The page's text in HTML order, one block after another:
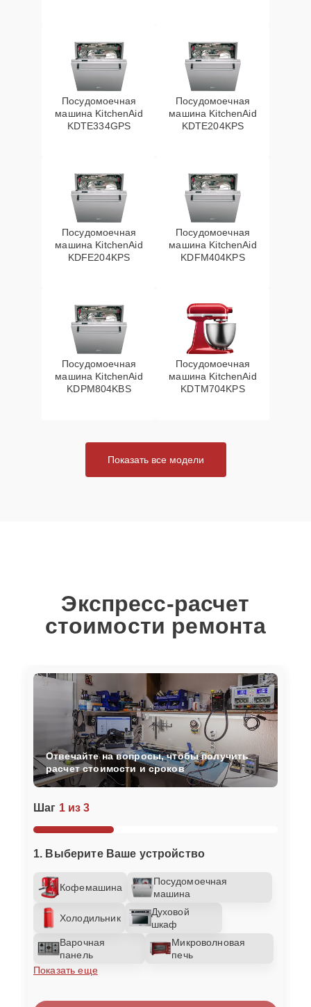
Посудомоечная
машина KitchenAid
KDTE334GPS
Посудомоечная
машина KitchenAid
KDTE204KPS
Посудомоечная
машина KitchenAid
KDFE204KPS
Посудомоечная
машина KitchenAid
KDFM404KPS
Посудомоечная
машина KitchenAid
KDPM804KBS
Посудомоечная
машина KitchenAid
KDTM704KPS
Показать все модели
Экспресс-расчет
стоимости ремонта
Шаг 1 из 3
1. Выберите Ваше устройство
Кофемашина
Посудомоечная
машина
Холодильник
Духовой
шкаф
Варочная
панель
Микроволновая
печь
Показать еще
Отвечайте на вопросы, чтобы получить
расчет стоимости и сроков